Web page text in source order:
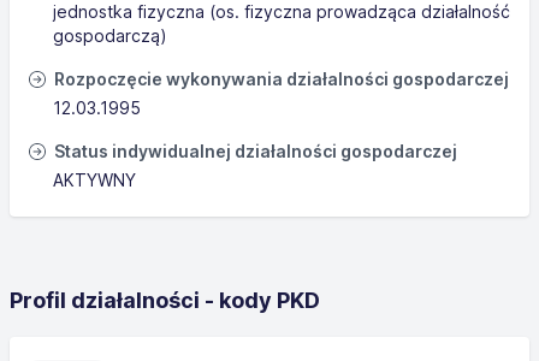
jednostka fizyczna (os. fizyczna prowadząca działalność
gospodarczą)
Rozpoczęcie wykonywania działalności gospodarczej
12.03.1995
Status indywidualnej działalności gospodarczej
AKTYWNY
Profil działalności - kody PKD